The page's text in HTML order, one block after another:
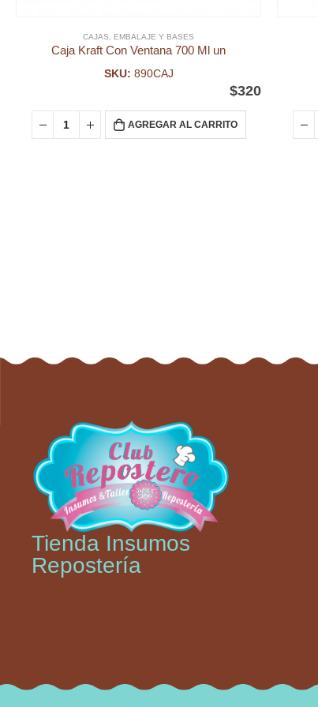
CAJAS EMBALAJE Y BASES
Caja Kraft Con Ventana 700 Ml un
SKU: 890CAJ
$320
AGREGAR AL CARRITO
Tienda Insumos
Repostería